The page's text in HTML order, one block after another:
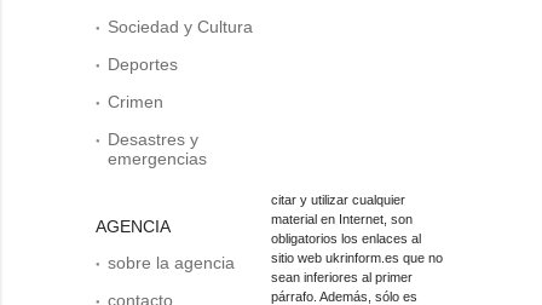
Sociedad y Cultura
Deportes
Crimen
Desastres y
emergencias
AGENCIA
sobre la agencia
contacto
citar y utilizar cualquier
material en Internet, son
obligatorios los enlaces al
sitio web ukrinform.es que no
sean inferiores al primer
párrafo. Además, sólo es